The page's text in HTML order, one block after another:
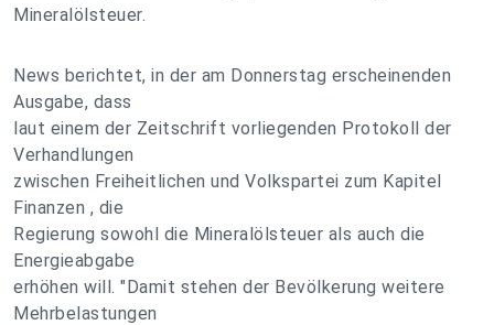
Mineralölsteuer.
News berichtet, in der am Donnerstag erscheinenden
Ausgabe, dass
laut einem der Zeitschrift vorliegenden Protokoll der
Verhandlungen
zwischen Freiheitlichen und Volkspartei zum Kapitel
Finanzen , die
Regierung sowohl die Mineralölsteuer als auch die
Energieabgabe
erhöhen will. "Damit stehen der Bevölkerung weitere
Mehrbelastungen